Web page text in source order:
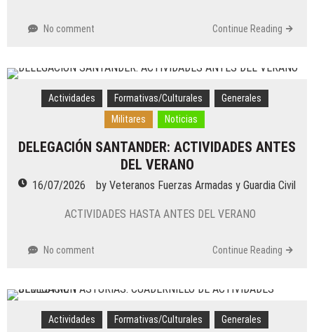
No comment Continue Reading
Actividades Formativas/Culturales
Generales
Militares
Noticias
DELEGACIÓN SANTANDER: ACTIVIDADES ANTES
DEL VERANO
16/07/2026 by Veteranos Fuerzas Armadas y Guardia Civil
ACTIVIDADES HASTA ANTES DEL VERANO
No comment Continue Reading
Actividades Formativas/Culturales Generales